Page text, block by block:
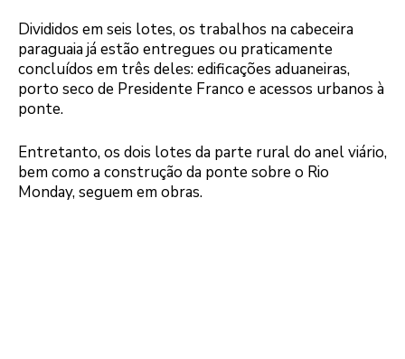
Divididos em seis lotes, os trabalhos na cabeceira
paraguaia já estão entregues ou praticamente
concluídos em três deles: edificações aduaneiras,
porto seco de Presidente Franco e acessos urbanos à
ponte.
Entretanto, os dois lotes da parte rural do anel viário,
bem como a construção da ponte sobre o Rio
Monday, seguem em obras.